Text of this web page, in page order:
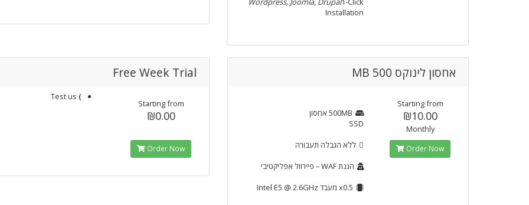
Installation
אחסון לינוקס 500 MB
500MBאחסון
SSD
ללא הגבלהתעבורה
הגנת WAF
– פיירוול אפליקטיבי
x0.5 מעבד Intel E5 @ 2.6GHz
Starting from
₪10.00
Monthly
Order Now
Free Week Trial
)
Starting from
₪0.00
Order Now